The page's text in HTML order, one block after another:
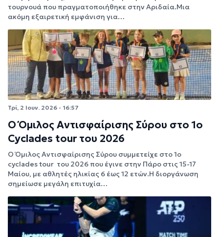
τουρνουά που πραγματοποιήθηκε στην Αριδαία.Μια
ακόμη εξαιρετική εμφάνιση για…
Τρί, 2 Ιουν. 2026 - 16:57
Ο Όμιλος Αντισφαίρισης Σύρου στο 1ο
Cyclades tour του 2026
Ο Όμιλος Αντισφαίρισης Σύρου συμμετείχε στο 1ο
cyclades tour του 2026 που έγινε στην Πάρο στις 15-17
Μαίου, με αθλητές ηλικίας 6 έως 12 ετών.Η διοργάνωση
σημείωσε μεγάλη επιτυχία…